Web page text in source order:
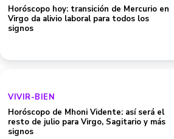
Horóscopo hoy: transición de Mercurio en
Virgo da alivio laboral para todos los
signos
VIVIR-BIEN
Horóscopo de Mhoni Vidente: así será el
resto de julio para Virgo, Sagitario y más
signos